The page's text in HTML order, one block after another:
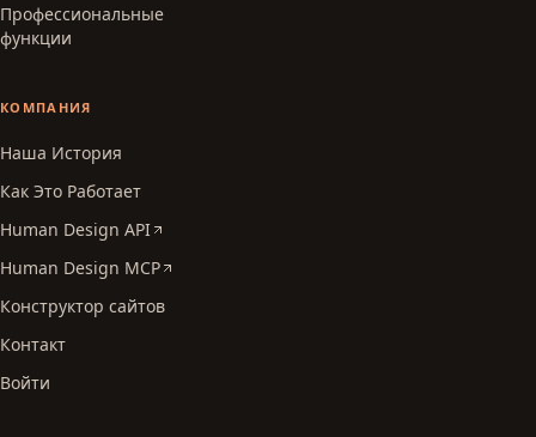
Профессиональные
функции
КОМПАНИЯ
Наша История
Как Это Работает
Human Design API
Human Design MCP
Конструктор сайтов
Контакт
Войти